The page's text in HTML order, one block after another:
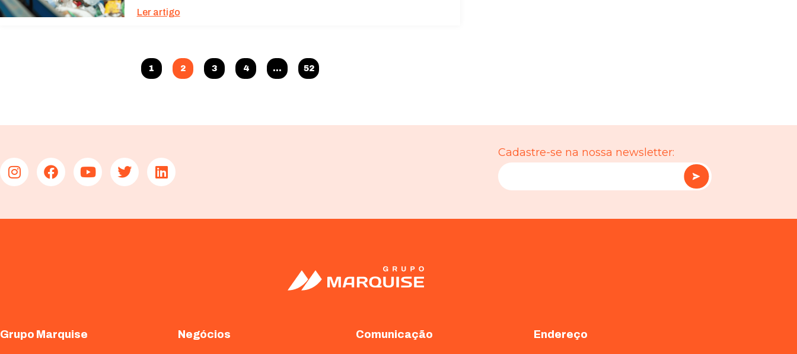
Ler artigo
1 2 3 4 … 52
Cadastre-se na nossa newsletter:
Grupo Marquise Negócios Comunicação Endereço